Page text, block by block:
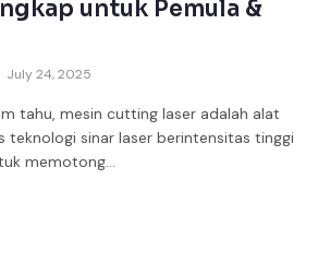
untuk Pemula &
July 24, 2025
tahu, mesin cutting laser adalah alat
teknologi sinar laser berintensitas tinggi
memotong…